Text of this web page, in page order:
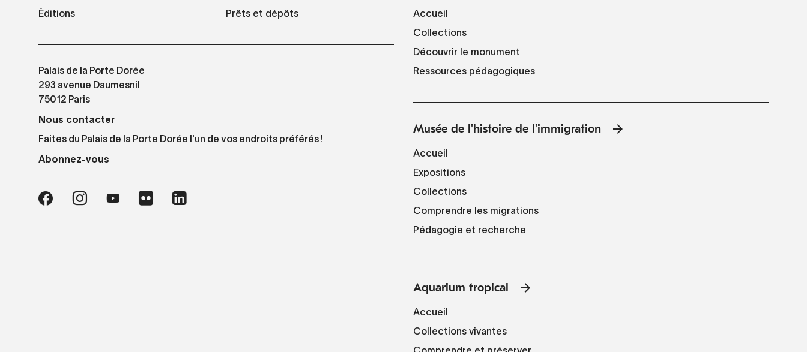
Éditions
Prêts et dépôts
Palais de la Porte Dorée
293 avenue Daumesnil
75012 Paris
Nous contacter
Faites du Palais de la Porte Dorée l'un de vos endroits préférés !
Abonnez-vous
Accueil
Collections
Découvrir le monument
Ressources pédagogiques
Musée de l'histoire de l'immigration
Accueil
Expositions
Collections
Comprendre les migrations
Pédagogie et recherche
Aquarium tropical
Accueil
Collections vivantes